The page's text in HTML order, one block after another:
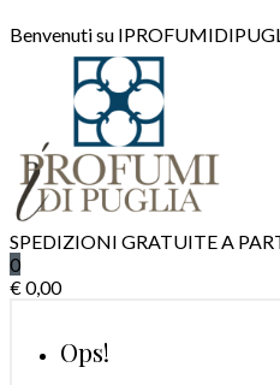
Benvenuti su
SPEDIZIONI GRATUITE A
0
€0,00
Ops!